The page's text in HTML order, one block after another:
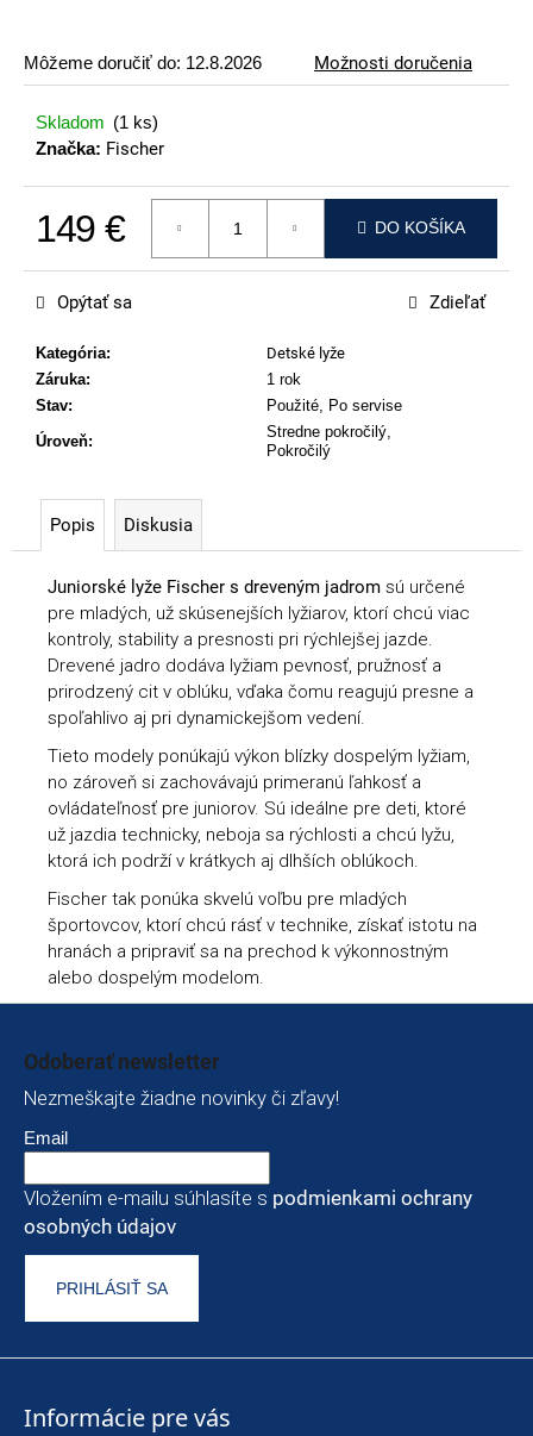
Môžeme doručiť do: 12.8.2026 Možnosti doručenia
Skladom (1 ks)
Značka: Fischer
149 €
Jednotková cena:
DO KOŠÍKA
Kategória:
Detské lyže
Záruka:
1 rok
Stav:
Použité, Po servise
Úroveň:
Stredne pokročilý,
Pokročilý
Opýtať sa Zdieľať
Popis Diskusia
Juniorské lyže Fischer s dreveným jadrom sú určené
pre mladých, už skúsenejších lyžiarov, ktorí chcú viac
kontroly, stability a presnosti pri rýchlejšej jazde.
Drevené jadro dodáva lyžiam pevnosť, pružnosť a
prirodzený cit v oblúku, vďaka čomu reagujú presne a
spoľahlivo aj pri dynamickejšom vedení.
Tieto modely ponúkajú výkon blízky dospelým lyžiam,
no zároveň si zachovávajú primeranú ľahkosť a
ovládateľnosť pre juniorov. Sú ideálne pre deti, ktoré
už jazdia technicky, neboja sa rýchlosti a chcú lyžu,
ktorá ich podrží v krátkych aj dlhších oblúkoch.
Fischer tak ponúka skvelú voľbu pre mladých
športovcov, ktorí chcú rásť v technike, získať istotu na
hranách a pripraviť sa na prechod k výkonnostným
alebo dospelým modelom.
o
r
ú
č
e
ATOMIC
REDSTER
J2(SPORT
EDITION)
89
Odoberať newsletter
Nezmeškajte žiadne novinky či zľavy!
Email
Vložením e-mailu súhlasíte s podmienkami ochrany
osobných údajov
PRIHLÁSIŤ SA
Informácie pre vás